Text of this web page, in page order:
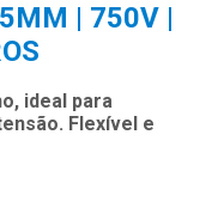
| 750V |
ideal para
Flexível e